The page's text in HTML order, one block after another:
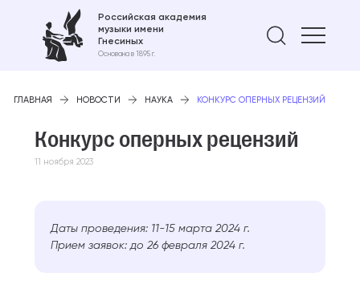
Российская академия
музыки имени
Гнесиных
Основана в 1895 г.
Найти
ГЛАВНАЯ НОВОСТИ НАУКА КОНКУРС ОПЕРНЫХ РЕЦЕНЗИЙ
Конкурс оперных рецензий
11 ноября 2023
Даты проведения: 11-15 марта 2024 г.
Прием заявок: до 26 февраля 2024 г.